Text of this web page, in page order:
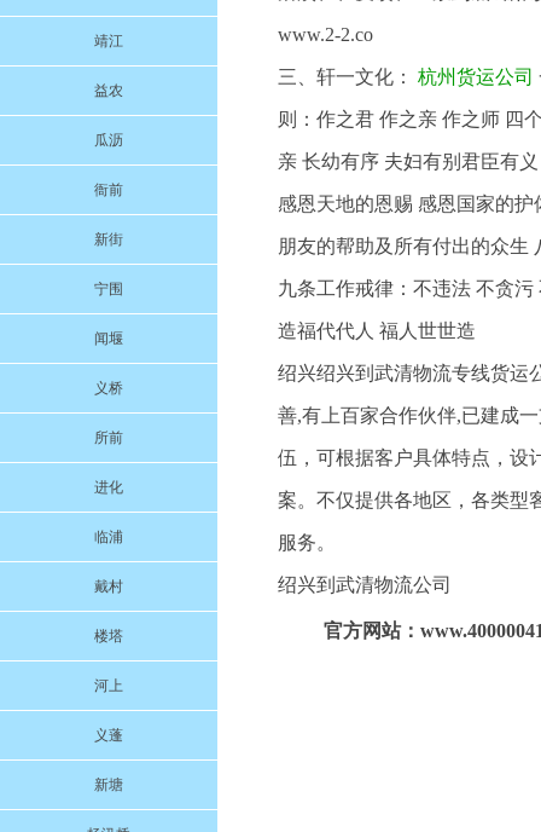
靖江
益农
瓜沥
衙前
新街
宁围
闻堰
义桥
所前
进化
临浦
戴村
楼塔
河上
义蓬
新塘
www.2-2.co
三、轩一文化： 杭州货运公司
则：作之君 作之亲 作之师 四
亲 长幼有序 夫妇有别君臣有
感恩天地的恩赐 感恩国家的
朋友的帮助及所有付出的众生
九条工作戒律：不违法 不贪
造福代代人 福人世世造
绍兴绍兴到武清物流专线货运
善,有上百家合作伙伴,已建成
伍，可根据客户具体特点，设
案。不仅提供各地区，各类型
服务。
绍兴到武清物流公司
官方网站：